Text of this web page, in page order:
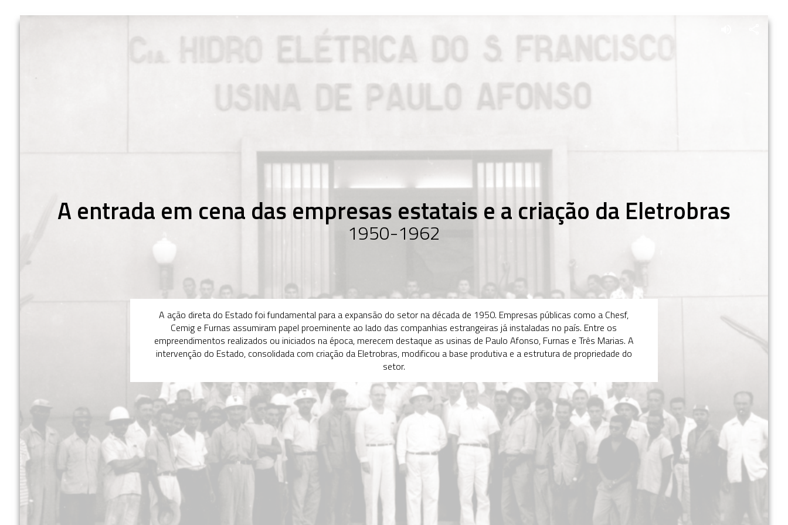
A entrada em cena das empresas estatais e a criação da Eletrobras
1950-1962
A ação direta do Estado foi fundamental para a expansão do setor na década de 1950. Empresas públicas como a Chesf,
Cemig e Furnas assumiram papel proeminente ao lado das companhias estrangeiras já instaladas no país. Entre os
empreendimentos realizados ou iniciados na época, merecem destaque as usinas de Paulo Afonso, Furnas e Três Marias. A
intervenção do Estado, consolidada com criação da Eletrobras, modificou a base produtiva e a estrutura de propriedade do
setor.